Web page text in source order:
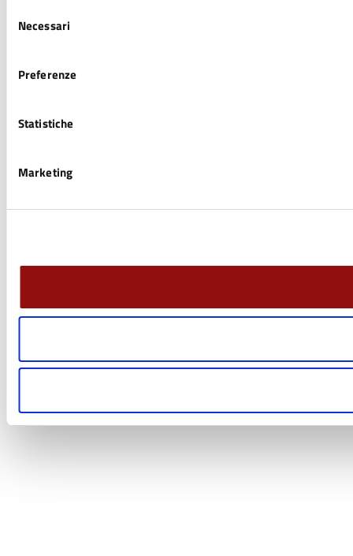
delNecessari
Preferenze
Statistiche
Marketing